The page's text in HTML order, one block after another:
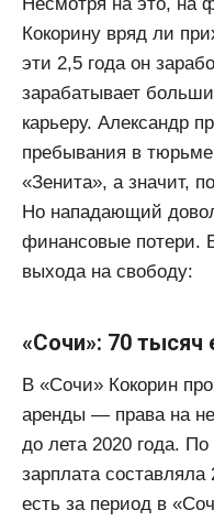
Кокорину вряд ли
эти 2,5 года он
зарабатывает
карьеру. Александр
пребывания в
«Зенита», а значит,
Но нападающий
финансовые потери.
выхода на свободу:
«Сочи»: 70 тысяч
В «Сочи» Кокорин
аренды — права на
до лета 2020 года.
зарплата
есть за период в